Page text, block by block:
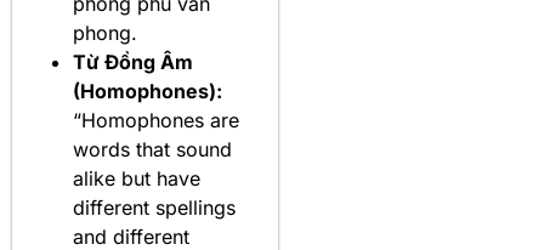
phong.
Từ Đồng Âm
(Homophones):
“Homophones are
words that sound
alike but have
different spellings
and different